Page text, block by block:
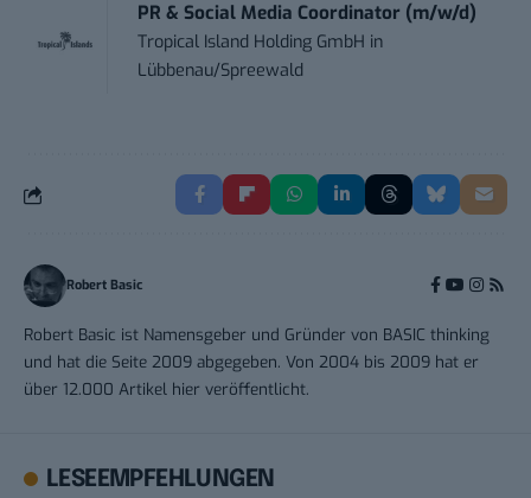
PR & Social Media Coordinator (m/w/d)
Tropical Island Holding GmbH in
Lübbenau/Spreewald
Robert Basic
Robert Basic ist Namensgeber und Gründer von BASIC thinking
und hat die Seite 2009 abgegeben. Von 2004 bis 2009 hat er
über 12.000 Artikel hier veröffentlicht.
LESEEMPFEHLUNGEN